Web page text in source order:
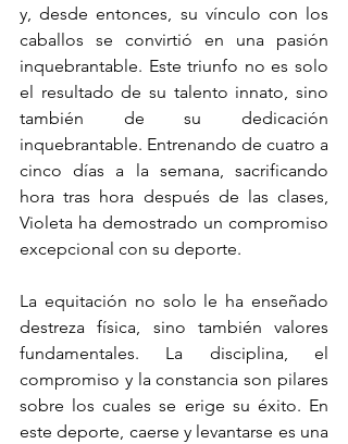
y, desde entonces, su vínculo con los
caballos se convirtió en una pasión
inquebrantable. Este triunfo no es solo
el resultado de su talento innato, sino
también de su dedicación
inquebrantable. Entrenando de cuatro a
cinco días a la semana, sacrificando
hora tras hora después de las clases,
Violeta ha demostrado un compromiso
excepcional con su deporte.
La equitación no solo le ha enseñado
destreza física, sino también valores
fundamentales. La disciplina, el
compromiso y la constancia son pilares
sobre los cuales se erige su éxito. En
este deporte, caerse y levantarse es una